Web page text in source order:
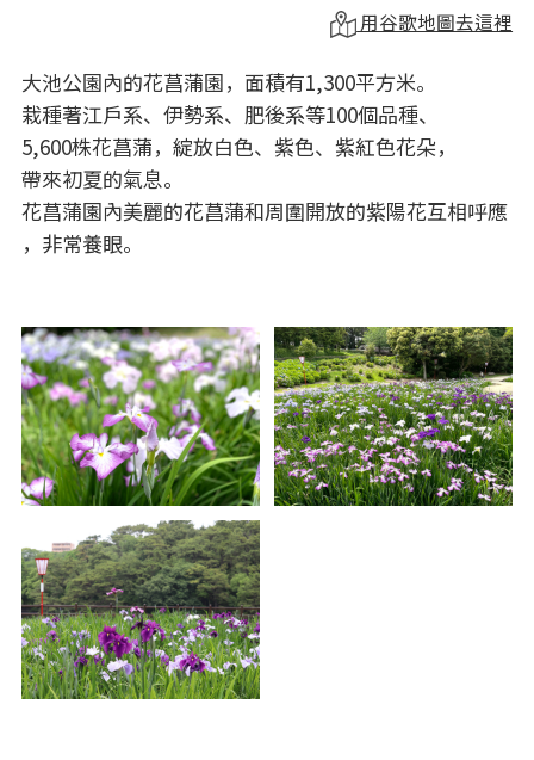
用谷歌地圖去這裡
大池公園內的花菖蒲園，面積有1,300平方米。
栽種著江戶系、伊勢系、肥後系等100個品種、
5,600株花菖蒲，綻放白色、紫色、紫紅色花朵，
帶來初夏的氣息。
花菖蒲園內美麗的花菖蒲和周圍開放的紫陽花互相呼應
，非常養眼。